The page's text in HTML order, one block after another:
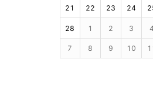
21 22 23 24
28 1 2 3 4
7 8 9 10